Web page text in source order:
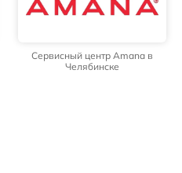
Сервисный центр Amana в
Челябинске